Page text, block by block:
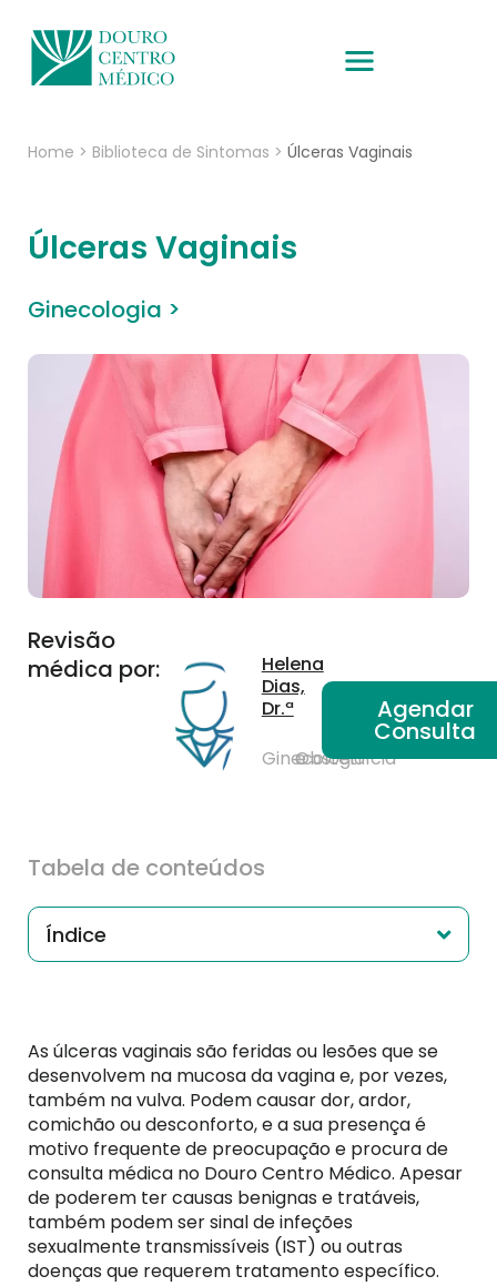
Home > Biblioteca de Sintomas > Úlceras Vaginais
Úlceras Vaginais
Ginecologia >
Revisão
médica por:
Helena
Dias,
Dr.ª
Ginecologia
e
Obstetrícia
Agendar
Consulta
Tabela de conteúdos
Índice
As úlceras vaginais são feridas ou lesões que se
desenvolvem na mucosa da vagina e, por vezes,
também na vulva. Podem causar dor, ardor,
comichão ou desconforto, e a sua presença é
motivo frequente de preocupação e procura de
consulta médica no Douro Centro Médico. Apesar
de poderem ter causas benignas e tratáveis,
também podem ser sinal de infeções
sexualmente transmissíveis (IST) ou outras
doenças que requerem tratamento específico.